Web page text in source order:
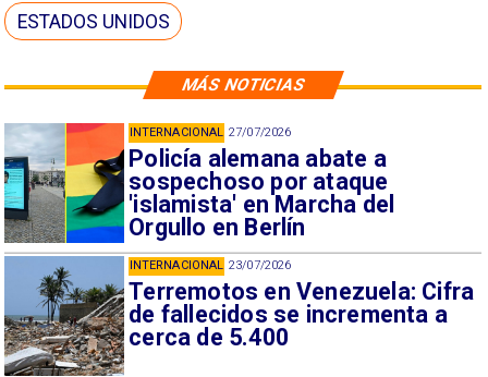
MÁS NOTICIAS
27/07/2026
Policía alemana abate a
sospechoso por ataque
'islamista' en Marcha del
Orgullo en Berlín
INTERNACIONAL
23/07/2026
Terremotos en Venezuela: Cifra
de fallecidos se incrementa a
cerca de 5.400
INTERNACIONAL
ESTADOS UNIDOS